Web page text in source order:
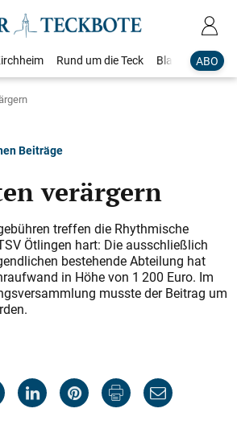
ABO
Rund um die Teck Blaulicht
Beiträge
verärgern
treffen die Rhythmische
Ötlingen hart: Die ausschließlich
bestehende Abteilung hat
in Höhe von 1 200 Euro. Im
musste der Beitrag um